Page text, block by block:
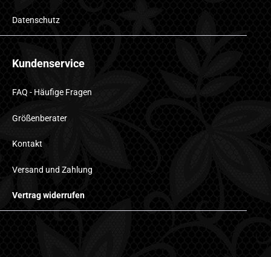
Datenschutz
Kundenservice
FAQ - Häufige Fragen
Größenberater
Kontakt
Versand und Zahlung
Vertrag widerrufen